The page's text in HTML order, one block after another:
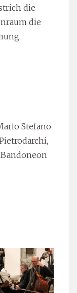
die
die
Stefano
Bandoneon